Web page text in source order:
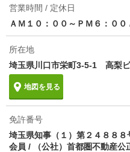
物件備考 駐輪場：有料
営業時間 / 定休日
ＡＭ１０：００～ＰＭ６：００
所在地
埼玉県川口市栄町3-5-1 高梨
地図を見る
免許番号
埼玉県知事（１）第２４８８
会員 / （公社）首都圏不動産公